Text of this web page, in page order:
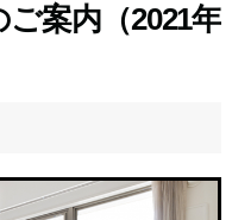
案内（2021年